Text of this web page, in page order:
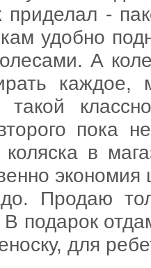
приделал -
удобно
А
такой
пока
коляска в
Продаю
В подарок
для